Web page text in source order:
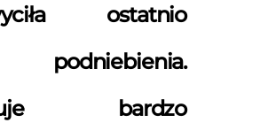
ostatnio
podniebienia.
bardzo